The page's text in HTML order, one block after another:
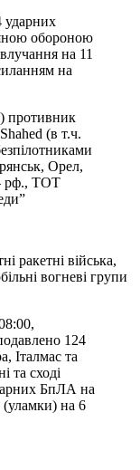
обороною
на 11
на
(в т.ч.
Орел,
рф., ТОТ
ракетні війська,
вогневі групи
124
Італмас та
та сході
БпЛА на
(уламки) на 6